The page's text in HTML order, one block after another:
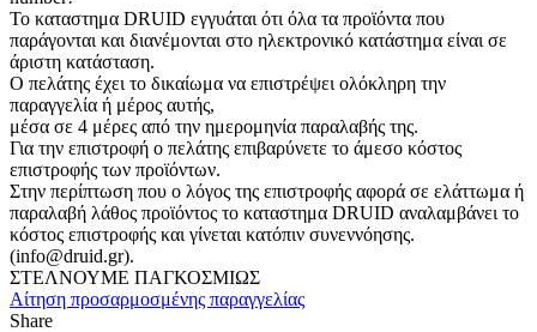
Το καταστημα DRUID εγγυάται ότι όλα τα προϊόντα που
παράγονται και διανέμονται στο ηλεκτρονικό κατάστημα είναι σε
άριστη κατάσταση.
Ο πελάτης έχει το δικαίωμα να επιστρέψει ολόκληρη την
παραγγελία ή μέρος αυτής,
μέσα σε 4 μέρες από την ημερομηνία παραλαβής της.
Για την επιστροφή ο πελάτης επιβαρύνετε το άμεσο κόστος
επιστροφής των προϊόντων.
Στην περίπτωση που ο λόγος της επιστροφής αφορά σε ελάττωμα ή
παραλαβή λάθος προϊόντος το καταστημα DRUID αναλαμβάνει το
κόστος επιστροφής και γίνεται κατόπιν συνεννόησης.
(info@druid.gr).
ΣΤΕΛΝΟΥΜΕ ΠΑΓΚΟΣΜΙΩΣ
Αίτηση προσαρμοσμένης παραγγελίας
Share